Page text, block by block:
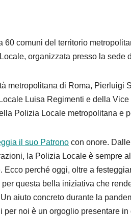
60 comuni del territorio
organizzata presso la sede
metropolitana di Roma, Pierluigi
Luisa Regimenti e della
Polizia Locale metropolitana e
il suo Patrono con onore.
la Polizia Locale è sempre
Ecco perché oggi, oltre a
questa bella iniziativa che
aiuto concreto durante la
per noi è un orgoglio presentare